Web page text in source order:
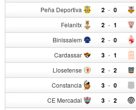
Peña Deportiva 2 - 0
Felanitx 2 - 1
Binissalem 2 - 0
Cardassar 3 - 1
Llosetense 2 - 2
Constancia 3 - 0
CE Mercadal 3 - 2